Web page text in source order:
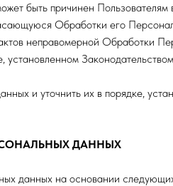
быть причинен
Обработки его
неправомерной Обработки
и уточнить их в порядке,
ДАННЫХ
данных на основании